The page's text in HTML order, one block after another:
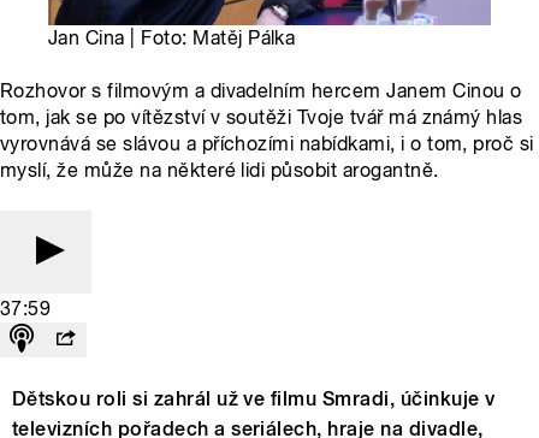
Jan Cina | Foto: Matěj Pálka
Rozhovor s filmovým a divadelním hercem Janem Cinou o
tom, jak se po vítězství v soutěži Tvoje tvář má známý hlas
vyrovnává se slávou a příchozími nabídkami, i o tom, proč si
myslí, že může na některé lidi působit arogantně.
37:59
Dětskou roli si zahrál už ve filmu Smradi, účinkuje v
televizních pořadech a seriálech, hraje na divadle,